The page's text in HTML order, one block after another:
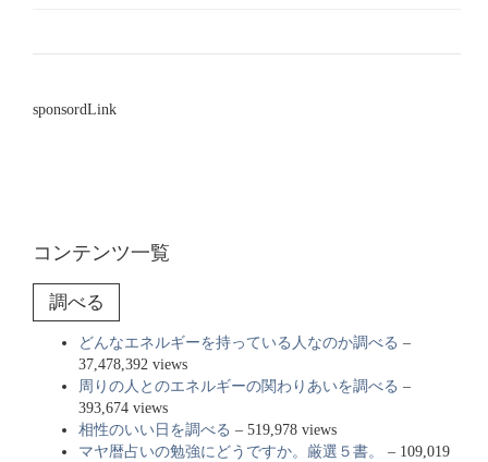
sponsordLink
コンテンツ一覧
調べる
どんなエネルギーを持っている人なのか調べる –
37,478,392 views
周りの人とのエネルギーの関わりあいを調べる –
393,674 views
相性のいい日を調べる – 519,978 views
マヤ暦占いの勉強にどうですか。厳選５書。
– 109,019